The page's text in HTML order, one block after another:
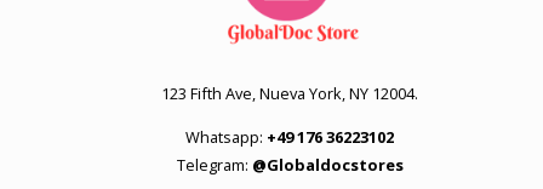
123 Fifth Ave, Nueva York, NY 12004.
Whatsapp: +49 176 36223102
Telegram: @Globaldocstores